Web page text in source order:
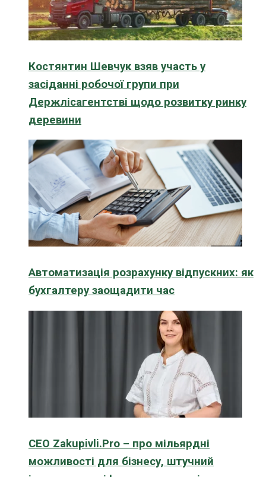
Костянтин Шевчук взяв участь у
засіданні робочої групи при
Держлісагентстві щодо розвитку ринку
деревини
Автоматизація розрахунку відпускних: як
бухгалтеру заощадити час
CEO Zakupivli.Pro – про мільярдні
можливості для бізнесу, штучний